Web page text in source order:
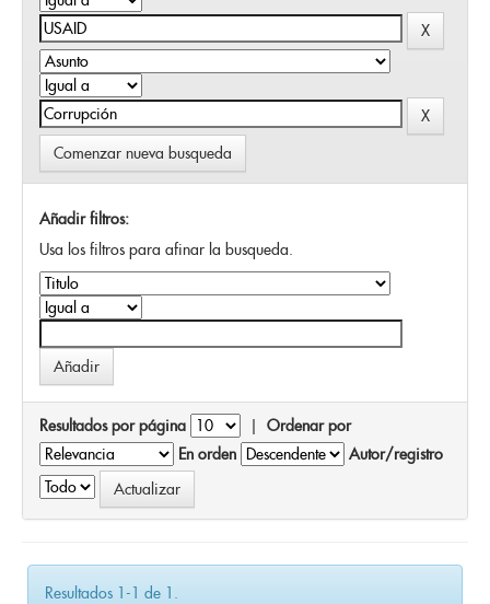
Comenzar nueva busqueda
Añadir filtros:
Usa los filtros para afinar la busqueda.
Resultados por página | Ordenar por
En orden
Autor/registro
Resultados 1-1 de 1.